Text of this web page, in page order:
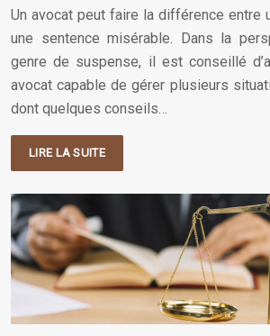
Un avocat peut faire la différence entre
une sentence misérable. Dans la
genre de suspense, il est conseillé
avocat capable de gérer plusieurs
dont quelques conseils…
LIRE LA SUITE